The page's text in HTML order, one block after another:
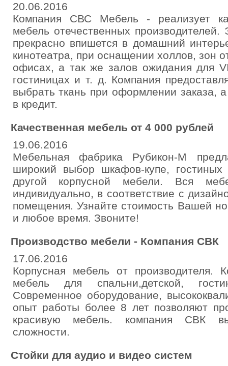
20.06.2016
Компания СВС Мебель - реализует
мебель отечественных производителей.
прекрасно впишется в домашний
кинотеатра, при оснащении холлов, зон
офисах, а так же залов ожидания для
гостиницах и т. д. Компания
выбрать ткань при оформлении заказа,
в кредит.
Качественная мебель от 4 000 рублей
19.06.2016
Мебельная фабрика Рубикон-М
широкий выбор шкафов-купе,
другой корпусной мебели. Вся
индивидуально, в соответствие с
помещения. Узнайте стоимость Вашей
и любое время. Звоните!
Производство мебели - Компания СВК
17.06.2016
Корпусная мебель от производителя.
мебель для спальни,детской,
Современное оборудование,
опыт работы более 8 лет позволяют
красивую мебель. компания СВК
сложности.
Стойки для аудио и видео систем